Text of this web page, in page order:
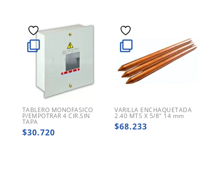
TABLERO MONOFASICO
P/EMPOTRAR 4 CIR.SIN
TAPA
$30.720
VARILLA ENCHAQUETADA
2.40 MTS X 5/8″ 14 mm
$68.233